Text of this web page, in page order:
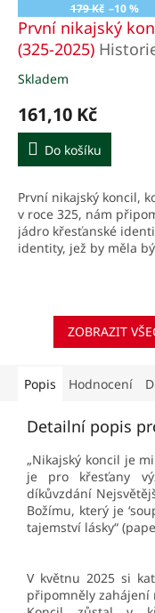
179 Kč –10 %
První nikajský
(325-2025)
teologie a
význam
Průměrné
produktu
je
5,0
z
hvězdiček.
Skladem
161,10 Kč
Do košíku
První nikajský koncil,
v roce 325, nám
jádro křesťanské
identity, jež by měla
ZOBRAZIT
Popis Hodnocení
Detailní popis
„Nikajský koncil je
je pro křesťany
díkůvzdání
Božímu, který je
tajemství lásky“
V květnu 2025 si
připomněly zahájení